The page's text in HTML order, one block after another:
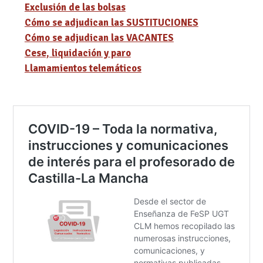
Exclusión de las bolsas
Cómo se adjudican las SUSTITUCIONES
Cómo se adjudican las VACANTES
Cese, liquidación y paro
Llamamientos telemáticos